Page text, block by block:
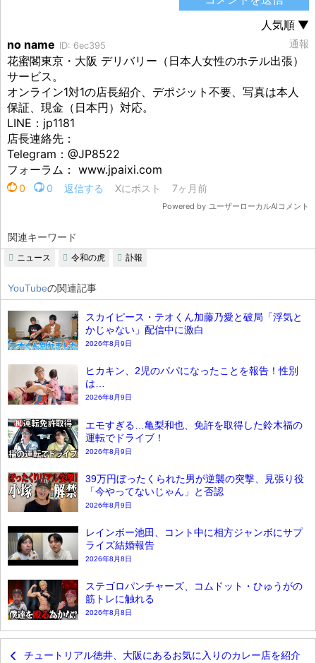
関連キーワード
ニュース 令和の虎 訃報
YouTubeの関連記事
スカイピース・テオくん加藤乃愛と破局「浮気と
かじゃない」配信中に激白
2026年8月9日
ヒカキン、2児のパパになったことを報告！性別
は…
2026年8月9日
エモすぎる…亀梨和也、免許を取得した鈴木福の
運転でドライブ！
2026年8月9日
39万円ぼったくられた男が逆襲の突撃、見張り役
「今やってないじゃん」と否認
2026年8月9日
レインボー池田、コント中に相方ジャンボにサプ
ライズ結婚報告
2026年8月8日
ステゴロパンチャーズ、コムドット・ひゅうがの
筋トレに触れる
2026年8月8日
チュートリアル徳井、大阪にあるお気に入りのカレー店を紹介